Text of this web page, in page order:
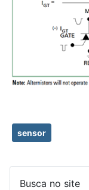
sensor
Busca no site